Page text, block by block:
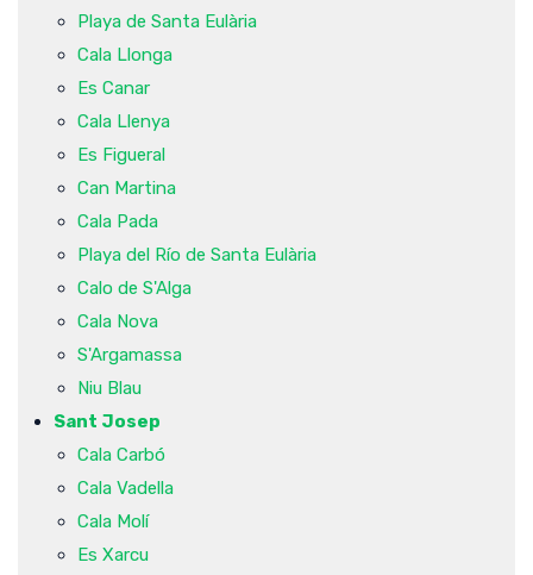
Playa de Santa Eulària
Cala Llonga
Es Canar
Cala Llenya
Es Figueral
Can Martina
Cala Pada
Playa del Río de Santa Eulària
Calo de S'Alga
Cala Nova
S'Argamassa
Niu Blau
Sant Josep
Cala Carbó
Cala Vadella
Cala Molí
Es Xarcu